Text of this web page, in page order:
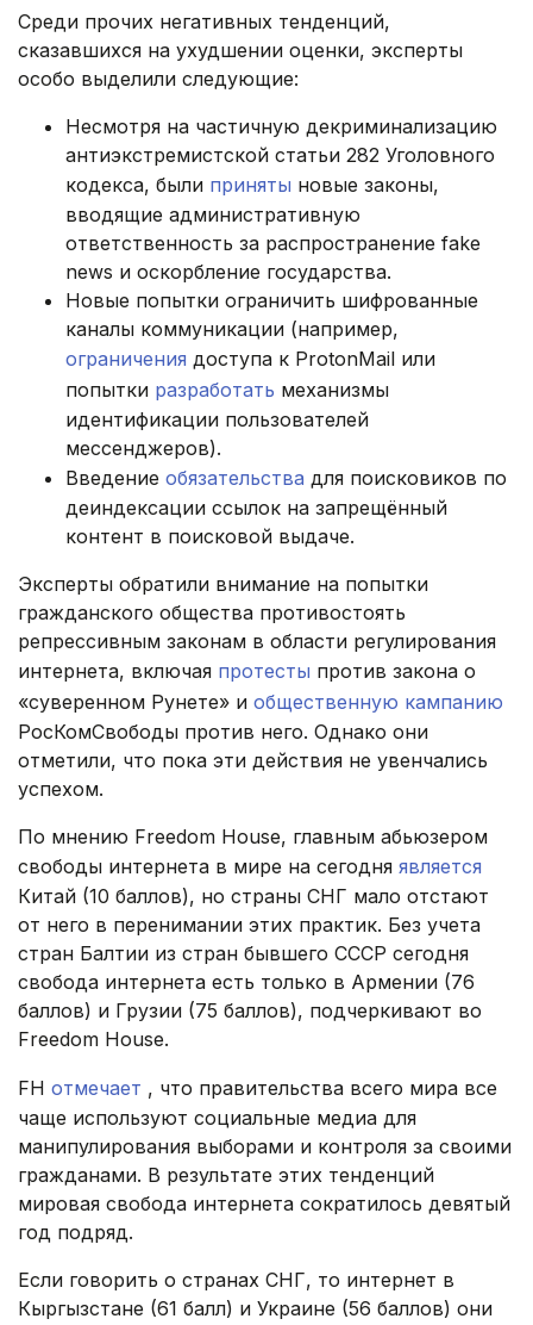
Среди прочих негативных тенденций,
сказавшихся на ухудшении оценки, эксперты
особо выделили следующие:
Несмотря на частичную декриминализацию
антиэкстремистской статьи 282 Уголовного
кодекса, были приняты новые законы,
вводящие административную
ответственность за распространение fake
news и оскорбление государства.
Новые попытки ограничить шифрованные
каналы коммуникации (например,
ограничения доступа к ProtonMail или
попытки разработать механизмы
идентификации пользователей
мессенджеров).
Введение обязательства для поисковиков по
деиндексации ссылок на запрещённый
контент в поисковой выдаче.
Эксперты обратили внимание на попытки
гражданского общества противостоять
репрессивным законам в области регулирования
интернета, включая протесты против закона о
«суверенном Рунете» и общественную кампанию
РосКомСвободы против него. Однако они
отметили, что пока эти действия не увенчались
успехом.
По мнению Freedom House, главным абьюзером
свободы интернета в мире на сегодня является
Китай (10 баллов), но страны СНГ мало отстают
от него в перенимании этих практик. Без учета
стран Балтии из стран бывшего СССР сегодня
свобода интернета есть только в Армении (76
баллов) и Грузии (75 баллов), подчеркивают во
Freedom House.
FH отмечает , что правительства всего мира все
чаще используют социальные медиа для
манипулирования выборами и контроля за своими
гражданами. В результате этих тенденций
мировая свобода интернета сократилось девятый
год подряд.
Если говорить о странах СНГ, то интернет в
Кыргызстане (61 балл) и Украине (56 баллов) они